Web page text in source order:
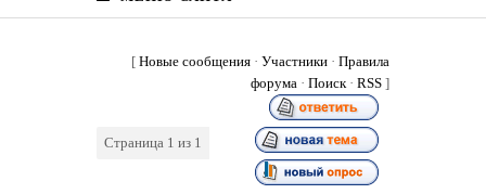
[ Новые сообщения · Участники · Правила
форума · Поиск· RSS ]
Страница 1 из 1